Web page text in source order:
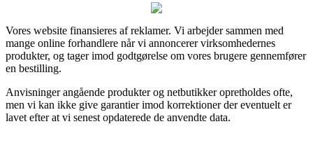
Vores website finansieres af reklamer. Vi arbejder sammen med
mange online forhandlere når vi annoncerer virksomhedernes
produkter, og tager imod godtgørelse om vores brugere gennemfører
en bestilling.
Anvisninger angående produkter og netbutikker opretholdes ofte,
men vi kan ikke give garantier imod korrektioner der eventuelt er
lavet efter at vi senest opdaterede de anvendte data.